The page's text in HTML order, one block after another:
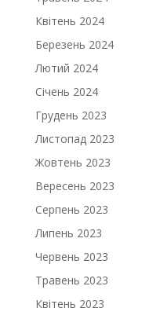
Квітень 2024
Березень 2024
Лютий 2024
Січень 2024
Грудень 2023
Листопад 2023
Жовтень 2023
Вересень 2023
Серпень 2023
Липень 2023
Червень 2023
Травень 2023
Квітень 2023